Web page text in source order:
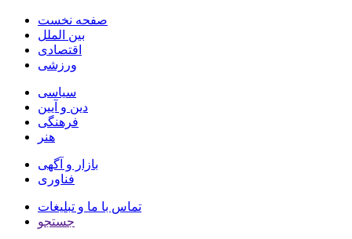
صفحه نخست
بین الملل
اقتصادی
ورزشی
سیاسی
دین و آیین
فرهنگی
هنر
بازار و آگهی
فناوری
تماس با ما و تبلیغات
جستجو